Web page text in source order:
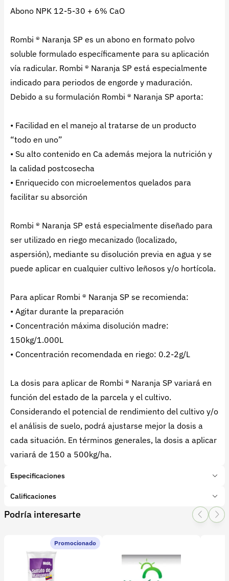
Abono NPK 12-5-30 + 6% CaO
Rombi ® Naranja SP es un abono en formato polvo
soluble formulado específicamente para su aplicación
vía radicular. Rombi ® Naranja SP está especialmente
indicado para periodos de engorde y maduración.
Debido a su formulación Rombi ® Naranja SP aporta:
• Facilidad en el manejo al tratarse de un producto
“todo en uno”
• Su alto contenido en Ca además mejora la nutrición y
la calidad postcosecha
• Enriquecido con microelementos quelados para
facilitar su absorción
Rombi ® Naranja SP está especialmente diseñado para
ser utilizado en riego mecanizado (localizado,
aspersión), mediante su disolución previa en agua y se
puede aplicar en cualquier cultivo leñosos y/o hortícola.
Para aplicar Rombi ® Naranja SP se recomienda:
• Agitar durante la preparación
• Concentración máxima disolución madre:
150kg/1.000L
• Concentración recomendada en riego: 0.2-2g/L
La dosis para aplicar de Rombi ® Naranja SP variará en
función del estado de la parcela y el cultivo.
Considerando el potencial de rendimiento del cultivo y/o
el análisis de suelo, podrá ajustarse mejor la dosis a
cada situación. En términos generales, la dosis a aplicar
variará de 150 a 500kg/ha.
Especificaciones
Marca:
Plymag
Tipo de producto:Insumo
Subcategoría:Complejos NPK
Características adicionales
Etapa del cultivo:
Elementos:
Calificaciones
1 Star
2 Star
3 Star4 Star
0 calificaciones
Podría interesarte
Promocionado